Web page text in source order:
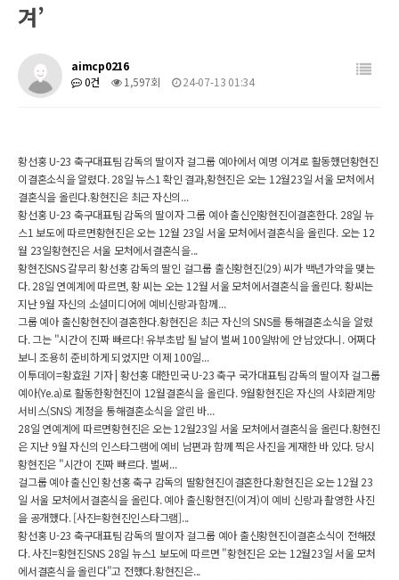
겨’
aimcp0216
0건
1,597회 24-07-13 01:34
황선홍 U-23 축구대표팀 감독의 딸이자 걸그룹 예아에서 예명 이겨로 활동했던황현진
이결혼소식을 알렸다. 28일 뉴스1 확인 결과,황현진은 오는 12월23일 서울 모처에서
결혼식을 올린다.황현진은 최근 자신의...
황선홍 U-23 축구대표팀 감독의 딸이자 그룹 예아 출신인황현진이결혼한다. 28일 뉴
스1 보도에 따르면황현진은 오는 12월 23일 서울 모처에서결혼식을 올린다. 오는 12
월 23일황현진은 서울 모처에서결혼식을...
황현진SNS 갈무리 황선홍 감독의 딸인 걸그룹 출신황현진(29) 씨가 백년가약을 맺는
다. 28일 연예계에 따르면, 황 씨는 오는 12월 서울 모처에서결혼식을 올린다. 황씨는
지난 9월 자신의 소셜미디어에 예비신랑과 함께...
그룹 예아 출신황현진이결혼한다.황현진은 최근 자신의 SNS를 통해결혼소식을 알렸
다. 그는 "시간이 진짜 빠르다! 유부초밥 될 날이 벌써 100일밖에 안 남았다니. 어쩌다
보니 조용히 준비하게 되었지만 이제 100일...
이투데이=황효원 기자 | 황선홍 대한민국 U-23 축구 국가대표팀 감독의 딸이자 걸그룹
예아(Ye.a)로 활동한황현진이 12월결혼식을 올린다. 9월황현진은 자신의 사회관계망
서비스(SNS) 계정을 통해결혼소식을 알린 바...
28일 연예계에 따르면황현진은 오는 12월23일 서울 모처에서결혼식을 올린다.황현진
은 지난 9월 자신의 인스타그램에 예비 남편과 함께 찍은 사진을 게재한 바 있다. 당시
황현진은 "시간이 진짜 빠르다. 벌써...
걸그룹 예아 출신인 황선홍 축구 감독의 딸황현진이결혼한다.황현진은 오는 12월 23
일 서울 모처에서결혼식을 올린다. 예아 출신황현진(이겨)이 예비 신랑과 촬영한 사진
을 공개했다. [사진=황현진인스타그램]...
황선홍 U-23 축구대표팀 감독의 딸이자 걸그룹 예아 출신황현진이결혼소식이 전해졌
다. 사진=황현진SNS 28일 뉴스1 보도에 따르면 "황현진은 오는 12월23일 서울 모처
에서결혼식을 올린다"고 전했다.황현진은...